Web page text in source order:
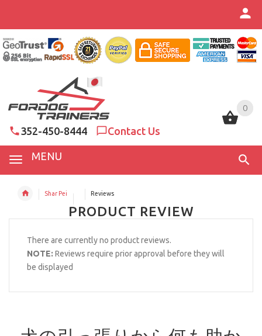
0
352-450-8444 Contact Us
MENU
0
Shar Pei Reviews
PRODUCT REVIEW
There are currently no product reviews.
NOTE: Reviews require prior approval before they will
be displayed